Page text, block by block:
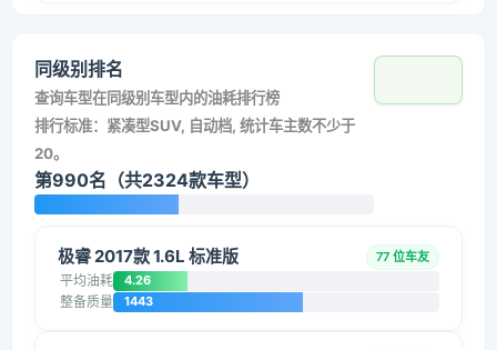
同级别排名
查询车型在同级别车型内的油耗排行榜
排行标准：紧凑型SUV, 自动档, 统计车主数不少于
20。
第990名（共2324款车型）
极睿 2017款 1.6L 标准版 77 位车友
平均油耗 4.26
整备质量 1443